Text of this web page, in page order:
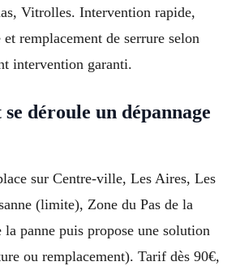
Vitrolles. Intervention rapide,
remplacement de serrure selon
intervention garanti.
déroule un dépannage
sur Centre-ville, Les Aires, Les
(limite), Zone du Pas de la
la panne puis propose une solution
ou remplacement). Tarif dès 90€,